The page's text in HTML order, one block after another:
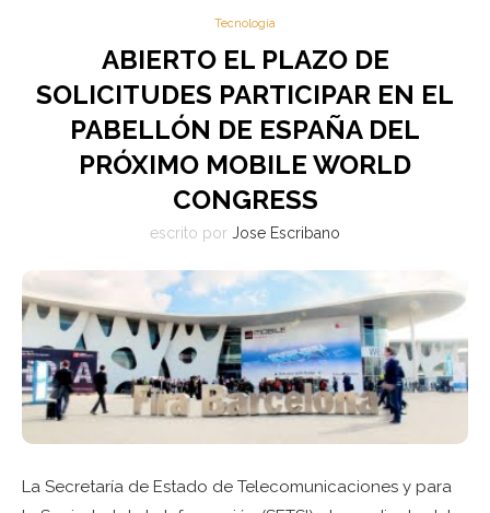
Tecnología
ABIERTO EL PLAZO DE
SOLICITUDES PARTICIPAR EN EL
PABELLÓN DE ESPAÑA DEL
PRÓXIMO MOBILE WORLD
CONGRESS
escrito por Jose Escribano
La Secretaría de Estado de Telecomunicaciones y para